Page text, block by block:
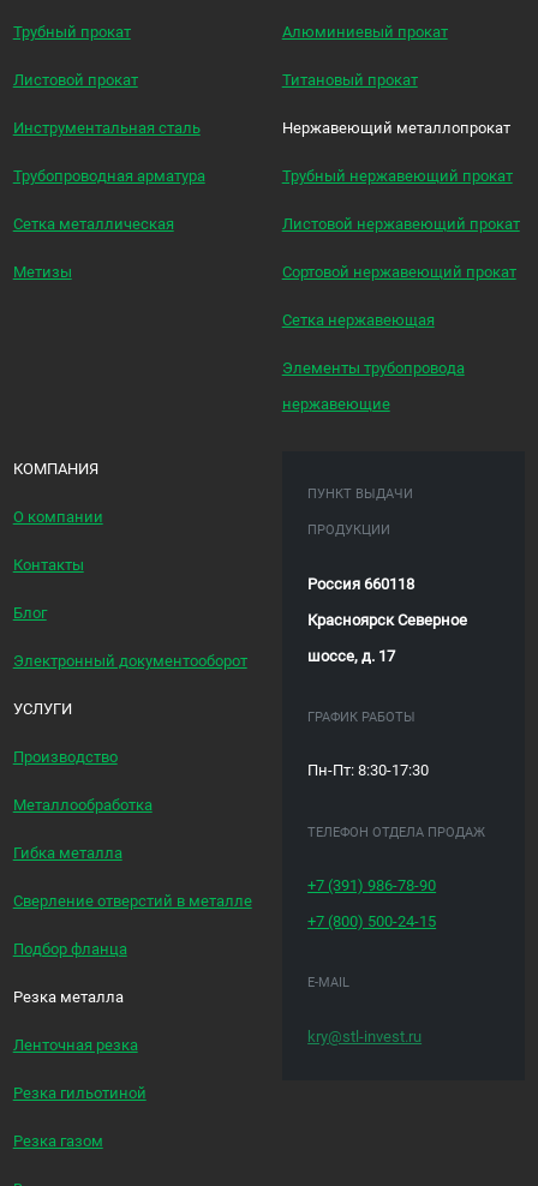
Трубный прокат
Листовой прокат
Инструментальная сталь
Трубопроводная арматура
Сетка металлическая
Метизы
Алюминиевый прокат
Титановый прокат
Нержавеющий металлопрокат
Трубный нержавеющий прокат
Листовой нержавеющий прокат
Сортовой нержавеющий прокат
Сетка нержавеющая
Элементы трубопровода
нержавеющие
КОМПАНИЯ
О компании
Контакты
Блог
Электронный документооборот
УСЛУГИ
Производство
Металлообработка
Гибка металла
Сверление отверстий в металле
Подбор фланца
Резка металла
Ленточная резка
Резка гильотиной
Резка газом
ПУНКТ ВЫДАЧИ
ПРОДУКЦИИ
Россия 660118
Красноярск Северное
шоссе, д. 17
ГРАФИК РАБОТЫ
Пн-Пт: 8:30-17:30
ТЕЛЕФОН ОТДЕЛА ПРОДАЖ
+7 (391)986-78-90
+7 (800) 500-24-15
E-MAIL
kry@stl-invest.ru